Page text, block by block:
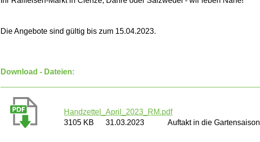
Die Angebote sind gültig bis zum 15.04.2023.
Download - Dateien:
Handzettel_April_2023_RM.pdf
3105 KB
31.03.2023 Auftakt in die Gartensaison